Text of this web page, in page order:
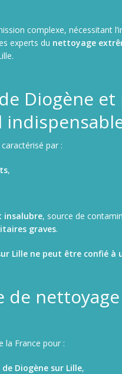
complexe, nécessitant
experts du nettoyage
Diogène
par :
,
insalubre, source de
graves.
Lille ne peut être confié à
la France pour :
Diogène sur Lille,